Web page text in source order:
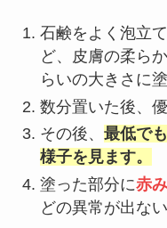
石鹸をよく泡立
ど、皮膚の柔ら
らいの大きさに塗
数分置いた後、
その後、 最低で
様子を見ます。
塗った部分に赤
どの異常が出な